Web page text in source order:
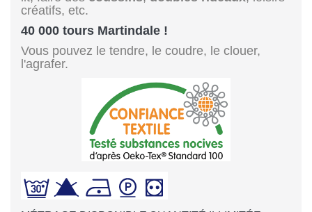
créatifs, etc.
40 000 tours Martindale !
Vous pouvez le tendre, le coudre, le clouer,
l'agrafer.